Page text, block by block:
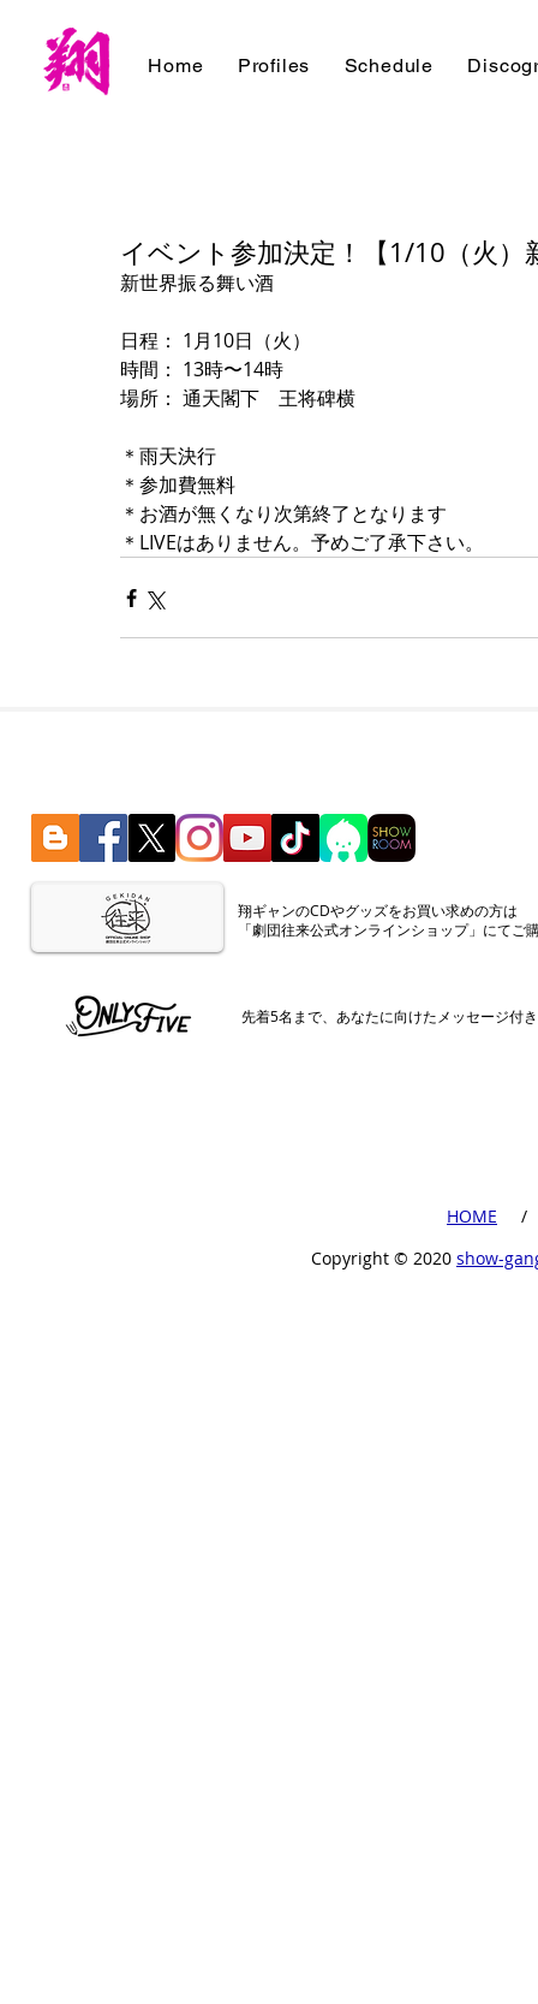
Home Profiles Schedule
イベント参加決定！【1/10（火）
新世界振る舞い酒
日程： 1月10日（火）
時間： 13時〜14時
場所： 通天閣下　王将碑横
＊雨天決行
＊参加費無料
＊お酒が無くなり次第終了となります
＊LIVEはありません。予めご了承下さい。
​翔ギャンのCDやグッズをお買い求めの方は
「劇団往来公式オンラインショップ」にてご
先着5名まで、あなたに向けたメッセージ付
​HOME
​ /
Copyright ©︎ 2020 show-